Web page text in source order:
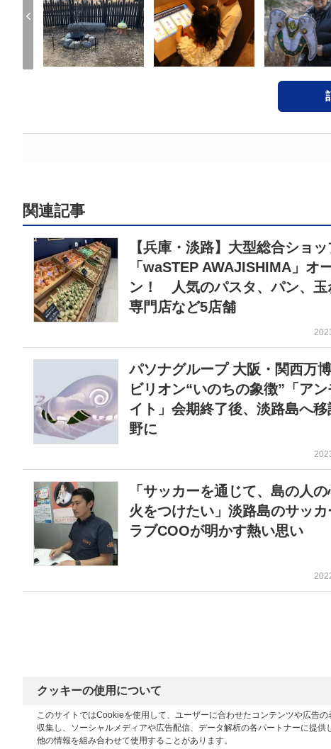
関連記事
【兵庫・淡路】大型総合ショッ
「waSTEP AWAJISHIMA」オ
ン！ 人気のパスタ、パン、玉
専門店など5店舗
パソナグループ 大阪・関西万
ビリオン“いのちの象徴”「アン
イト」会期終了後、淡路島へ移
野に
「サッカーを通じて、島の人の
火をつけたい」淡路島のサッカ
ラブCOOが明かす熱い思い
クッキーの使用について
このサイトではCookieを使用して、ユーザーに合わせたコンテンツや広告
収集し、ソーシャルメディアや広告配信、データ解析の各パートナーに提
他の情報を組み合わせて使用することがあります。